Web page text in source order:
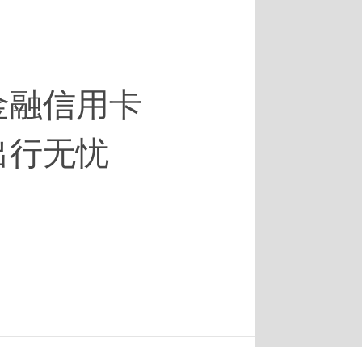
信用卡
行无忧